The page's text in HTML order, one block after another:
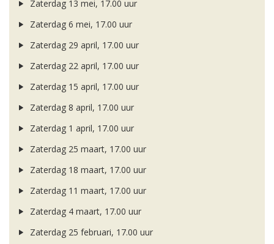
Zaterdag 13 mei, 17.00 uur
Zaterdag 6 mei, 17.00 uur
Zaterdag 29 april, 17.00 uur
Zaterdag 22 april, 17.00 uur
Zaterdag 15 april, 17.00 uur
Zaterdag 8 april, 17.00 uur
Zaterdag 1 april, 17.00 uur
Zaterdag 25 maart, 17.00 uur
Zaterdag 18 maart, 17.00 uur
Zaterdag 11 maart, 17.00 uur
Zaterdag 4 maart, 17.00 uur
Zaterdag 25 februari, 17.00 uur